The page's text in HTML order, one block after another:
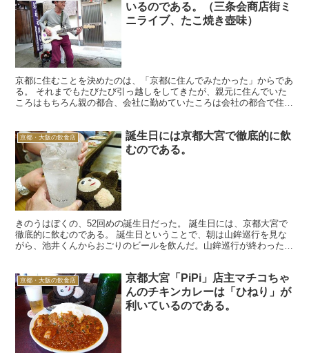
いるのである。（三条会商店街ミ
ニライブ、たこ焼き壺味）
京都に住むことを決めたのは、「京都に住んでみたかった」からであ
る。 それまでもたびたび引っ越しをしてきたが、親元に住んでいた
ころはもちろん親の都合、会社に勤めていたころは会社の都合で住む
京都・大阪の飲食店
誕生日には京都大宮で徹底的に飲
むのである。
きのうはぼくの、52回めの誕生日だった。 誕生日には、京都大宮で
徹底的に飲むのである。 誕生日ということで、朝は山鉾巡行を見な
がら、池井くんからおごりのビールを飲んだ。山鉾巡行が終わったの
京都・大阪の飲食店
京都大宮「PiPi」店主マチコちゃ
んのチキンカレーは「ひねり」が
利いているのである。